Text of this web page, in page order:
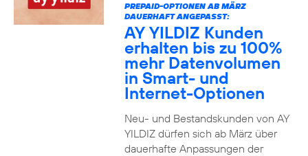
PREPAID-OPTIONEN AB MÄRZ
DAUERHAFT ANGEPASST:
AY YILDIZ Kunden
erhalten bis zu 100%
mehr Datenvolumen
in Smart- und
Internet-Optionen
Neu- und Bestandskunden von AY
YILDIZ dürfen sich ab März über
dauerhafte Anpassungen der